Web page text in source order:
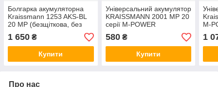
Болгарка акумуляторна
Kraissmann 1253 AKS-BL
20 MP (безщіткова, без
акумулятора та зарядного
пристрою)
1 650 ₴
Купити
Універсальний акумулятор
KRAISSMANN 2001 MP 20
серії M-POWER
580₴
Купити
M-
20 В
1
Про нас